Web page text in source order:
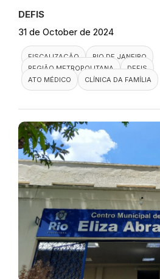
DEFIS
31 de October de 2024
FISCALIZAÇÃO
RIO DE JANEIRO
REGIÃO METROPOLITANA
DEFIS
ATO MÉDICO
CLÍNICA DA FAMÍLIA